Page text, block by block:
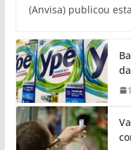
(Anvisa) publicou